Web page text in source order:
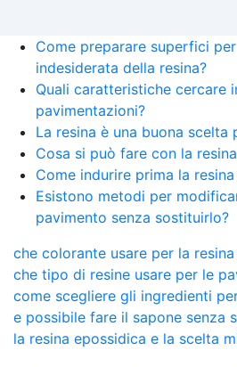
Come preparare superfici
indesiderata della resina?
Quali caratteristiche cercare
pavimentazioni?
La resina è una buona
Cosa si può fare con la
Come indurire prima la
Esistono metodi per
pavimento senza sostituirlo?
che colorante usare per la
che tipo di resine usare per le
come scegliere gli ingredienti
e possibile fare il sapone senza
la resina epossidica e la scelta